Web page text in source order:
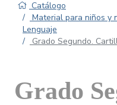
Catálogo
Material para niños y
Lenguaje
Grado Segundo.
Grado